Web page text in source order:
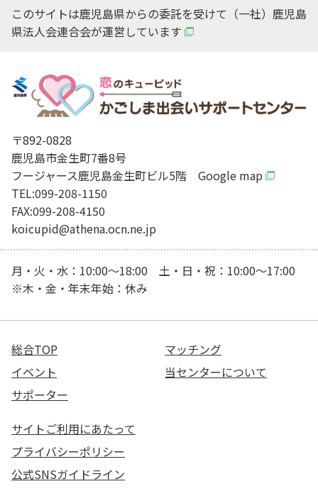
このサイトは鹿児島県からの委託を受けて（一社）鹿児島
県法人会連合会が運営しています
〒892-0828
鹿児島市金生町7番8号
フージャース鹿児島金生町ビル5階 Google map
TEL:099-208-1150
FAX:099-208-4150
koicupid@athena.ocn.ne.jp
月・火・水：10:00～18:00 土・日・祝：10:00～17:00
※木・金・年末年始：休み
総合TOP
マッチング
イベント
当センターについて
サポーター
サイトご利用にあたって
プライバシーポリシー
公式SNSガイドライン